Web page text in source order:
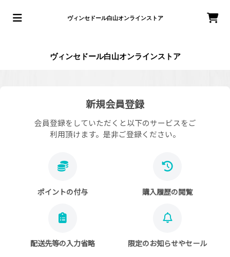
ヴィンセドール白山オンラインストア
ヴィンセドール白山オンラインストア
新規会員登録
会員登録をしていただくと以下のサービスをご
利用頂けます。是非ご登録ください。
ポイントの付与 購入履歴の閲覧
配送先等の入力省略 限定のお知らせやセール